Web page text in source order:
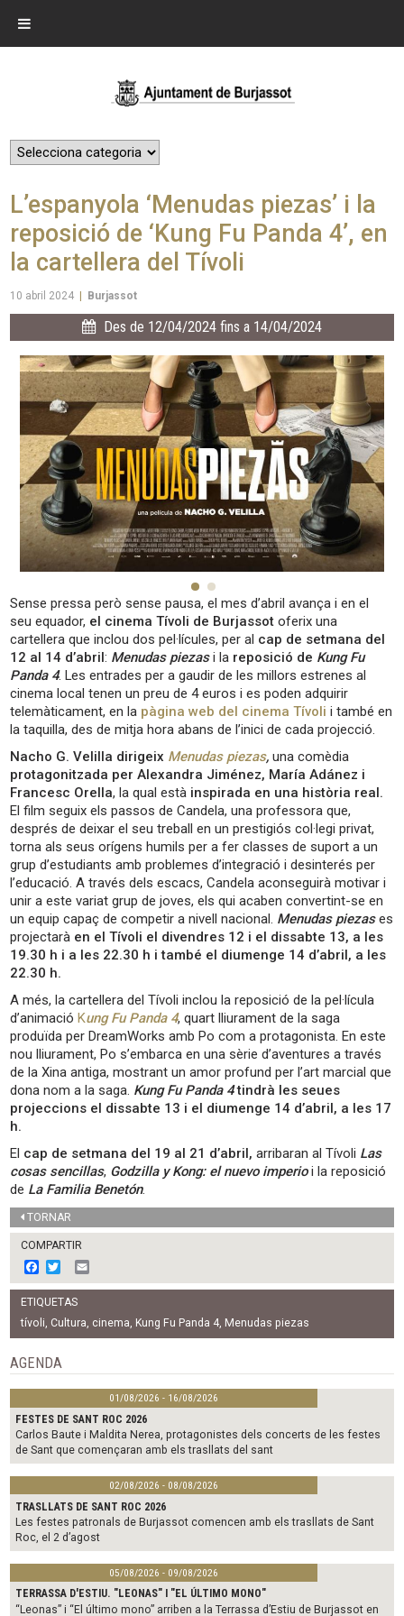
L’espanyola ‘Menudas piezas’ i la
reposició de ‘Kung Fu Panda 4’, en
la cartellera del Tívoli
10 abril 2024 Burjassot
Des de 12/04/2024 fins a 14/04/2024
Sense pressa però sense pausa, el mes d’abril avança i en el
seu equador, el cinema Tívoli de Burjassot oferix una
cartellera que inclou dos pel·lícules, per al cap de setmana del
12 al 14 d’abril: Menudas piezasi la reposició de Kung Fu
Panda 4. Les entrades per a gaudir de les millors estrenes al
cinema local tenen un preu de 4 euros i es poden adquirir
telemàticament, en la pàgina web del cinema Tívoli i també en
la taquilla, des de mitja hora abans de l’inici de cada projecció.
Nacho G. Velilla dirigeix Menudas piezas, una comèdia
protagonitzada per Alexandra Jiménez, María Adánez i
Francesc Orella, la qual està inspirada en una història real.
El film seguix els passos de Candela, una professora que,
després de deixar el seu treball en un prestigiós col·legi privat,
torna als seus orígens humils per a fer classes de suport a un
grup d’estudiants amb problemes d’integració i desinterés per
l’educació. A través dels escacs, Candela aconseguirà motivar i
unir a este variat grup de joves, els qui acaben convertint-se en
un equip capaç de competir a nivell nacional. Menudas piezases
projectarà en el Tívoli el divendres 12 i el dissabte 13, a les
19.30 h i a les 22.30 h i també el diumenge 14 d’abril, a les
22.30 h.
A més, la cartellera del Tívoli inclou la reposició de la pel·lícula
d’animacióKung Fu Panda 4, quart lliurament de la saga
produïda per DreamWorks amb Po com a protagonista. En este
nou lliurament, Po s’embarca en una sèrie d’aventures a través
de la Xina antiga, mostrant un amor profund per l’art marcial que
dona nom a la saga. Kung Fu Panda 4tindrà les seues
projeccions el dissabte 13 i el diumenge 14 d’abril, a les 17
h.
El cap de setmana del 19 al 21 d’abril, arribaran al Tívoli Las
cosas sencillas, Godzilla y Kong: el nuevo imperio i la reposició
de La Familia Benetón.
TORNAR
COMPARTIR
F
a
c
e
b
o
o
k
w
i
t
t
e
m
a
l
ETIQUETAS
tívoli, Cultura, cinema, Kung Fu Panda 4, Menudas piezas
AGENDA
01/08/2026 - 16/08/2026
FESTES DE SANT ROC 2026
Carlos Baute i Maldita Nerea, protagonistes dels concerts de les festes
de Sant que començaran amb els trasllats del sant
02/08/2026 - 08/08/2026
TRASLLATS DE SANT ROC 2026
Les festes patronals de Burjassot comencen amb els trasllats de Sant
Roc, el 2 d’agost
05/08/2026 - 09/08/2026
TERRASSA D'ESTIU. "LEONAS" I "EL ÚLTIMO MONO"
“Leonas” i “El último mono” arriben a la Terrassa d’Estiu de Burjassot en